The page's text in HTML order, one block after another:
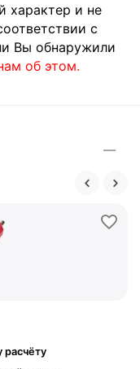
характер и не
с
Вы обнаружили
об этом.
расчёту